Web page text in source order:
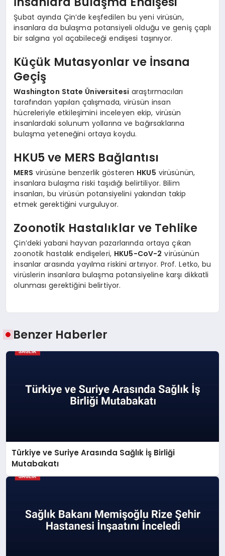
Şubat ayında Çin’de keşfedilen bu yeni virüsün,
insanlara da bulaşma potansiyeli olduğu ve geniş çaplı
bir salgına yol açabileceği endişesi taşınıyor.
Küçük Mutasyonlar ve İnsana
Geçiş
Washington State Üniversitesi araştırmacıları
tarafından yapılan çalışmada, virüsün insan
hücreleriyle etkileşimini inceleyen ekip, virüsün
insanlardaki solunum yollarına ve bağırsaklarına
bulaşma yeteneğini ortaya koydu.
HKU5 ve MERS Bağlantısı
MERS virüsüne benzerlik gösteren HKU5 virüsünün,
insanlara bulaşma riski taşıdığı belirtiliyor. Bilim
insanları, bu virüsün potansiyelini yakından takip
etmek gerektiğini vurguluyor.
Zoonotik Hastalıklar ve Tehlike
Çin’deki yabani hayvan pazarlarında ortaya çıkan
zoonotik hastalık endişeleri, HKU5-CoV-2 virüsünün
insanlar arasında yayılma riskini artırıyor. Prof. Letko, bu
virüslerin insanlara bulaşma potansiyeline karşı dikkatli
olunması gerektiğini belirtiyor.
Benzer Haberler
Türkiye ve Suriye Arasında Sağlık İş Birliği
Mutabakatı